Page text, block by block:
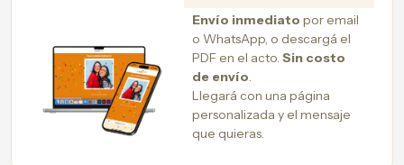
Envío inmediato por email
o WhatsApp, o descargá el
PDF en el acto. Sin costo
de envío.
Llegará con una página
personalizada y el mensaje
que quieras.